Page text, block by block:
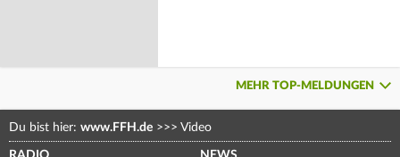
MEHR TOP-MELDUNGEN
Du bist hier: www.FFH.de >>> Video